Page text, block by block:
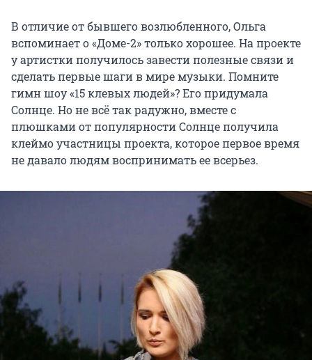
В отличие от бывшего возлюбленного, Ольга
вспоминает о «Доме-2» только хорошее. На проекте
у артистки получилось завести полезные связи и
сделать первые шаги в мире музыки. Помните
гимн шоу «15 клевых людей»? Его придумала
Солнце. Но не всё так радужно, вместе с
плюшками от популярности Солнце получила
клеймо участницы проекта, которое первое время
не давало людям воспринимать ее всерьез.